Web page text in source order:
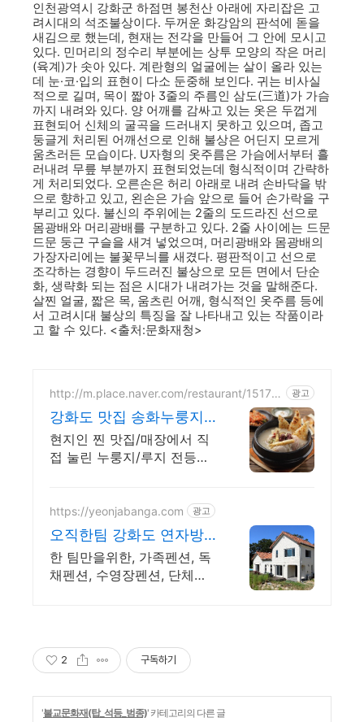
인천광역시 강화군 하점면 봉천산 아래에 자리잡은 고
려시대의 석조불상이다. 두꺼운 화강암의 판석에 돋을
새김으로 했는데, 현재는 전각을 만들어 그 안에 모시고
있다. 민머리의 정수리 부분에는 상투 모양의 작은 머리
(육계)가 솟아 있다. 계란형의 얼굴에는 살이 올라 있는
데 눈·코·입의 표현이 다소 둔중해 보인다. 귀는 비사실
적으로 길며, 목이 짧아 3줄의 주름인 삼도(三道)가 가슴
까지 내려와 있다. 양 어깨를 감싸고 있는 옷은 두껍게
표현되어 신체의 굴곡을 드러내지 못하고 있으며, 좁고
둥글게 처리된 어깨선으로 인해 불상은 어딘지 모르게
움츠러든 모습이다. U자형의 옷주름은 가슴에서부터 흘
러내려 무릎 부분까지 표현되었는데 형식적이며 간략하
게 처리되었다. 오른손은 허리 아래로 내려 손바닥을 밖
으로 향하고 있고, 왼손은 가슴 앞으로 들어 손가락을 구
부리고 있다. 불신의 주위에는 2줄의 도드라진 선으로
몸광배와 머리광배를 구분하고 있다. 2줄 사이에는 드문
드문 둥근 구슬을 새겨 넣었으며, 머리광배와 몸광배의
가장자리에는 불꽃무늬를 새겼다. 평판적이고 선으로
조각하는 경향이 두드러진 불상으로 모든 면에서 단순
화, 생략화 되는 점은 시대가 내려가는 것을 말해준다.
살찐 얼굴, 짧은 목, 움츠린 어깨, 형식적인 옷주름 등에
서 고려시대 불상의 특징을 잘 나타내고 있는 작품이라
고 할 수 있다. <출처:문화재청>
http://m.place.naver.com/restaurant/15170
광고
강화도 맛집 송화누룽지
삼계탕
현지인 찐 맛집/매장에서 직
접 눌린 누룽지/루지 전등사
https://yeonjabanga.com 광고
오직한팀 강화도 연자방
아펜션 수영장,와이파이,
노래방 완비
한 팀만을위한, 가족펜션, 독
채펜션, 수영장펜션, 단체펜
2 구독하기
'불교문화재(탑_석등_범종)' 카테고리의 다른 글